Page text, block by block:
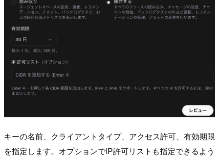
キーの名前、クライアントタイプ、アクセス許可、有効期限
を指定します。オプションでIP許可リストも指定できるよう